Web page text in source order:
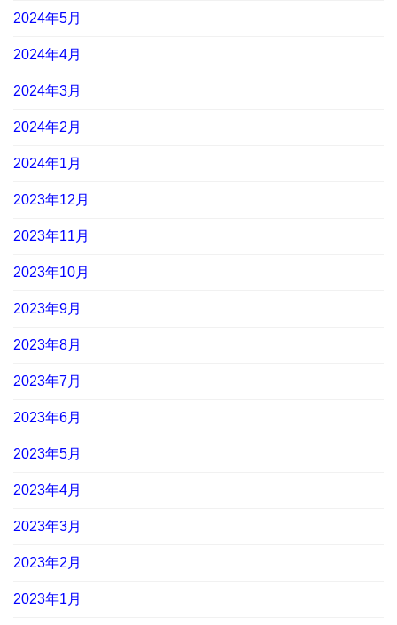
2024年5月
2024年4月
2024年3月
2024年2月
2024年1月
2023年12月
2023年11月
2023年10月
2023年9月
2023年8月
2023年7月
2023年6月
2023年5月
2023年4月
2023年3月
2023年2月
2023年1月